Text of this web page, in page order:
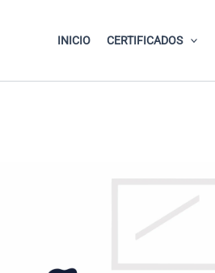
INICIO CERTIFICADOS